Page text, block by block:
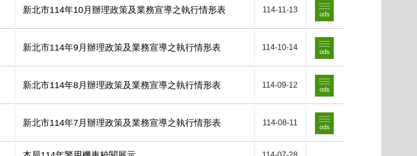
新北市114年10月辦理政策及業務宣導之執行情形表 114-11-13
ods
新北市114年9月辦理政策及業務宣導之執行情形表 114-10-14
ods
新北市114年8月辦理政策及業務宣導之執行情形表 114-09-12
ods
新北市114年7月辦理政策及業務宣導之執行情形表 114-08-11
ods